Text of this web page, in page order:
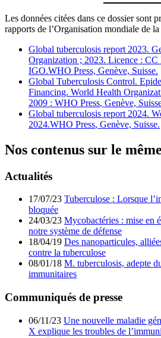
Les données citées dans ce dossier sont
rapports de l’Organisation mondiale de la
Global tuberculosis report 2023.
Organization ; 2023. Licence :
IGO.WHO Press, Genève, Suisse.
Global Tuberculosis Control.
Financing. World Health
2009 : WHO Press, Genève,
Global tuberculosis report 2024.
2024.WHO Press, Genève, Suisse.
Nos contenus sur le
Actualités
17/07/23 Tuberculose : Lorsque
bloquée
24/03/23 Mycobactéries : mise en
notre système de défense
18/04/19 Des nanoparticules,
contre la tuberculose
08/01/18 M. tuberculosis, adepte
immunitaires
Communiqués de presse
06/11/23 Une nouvelle maladie
X explique les troubles de